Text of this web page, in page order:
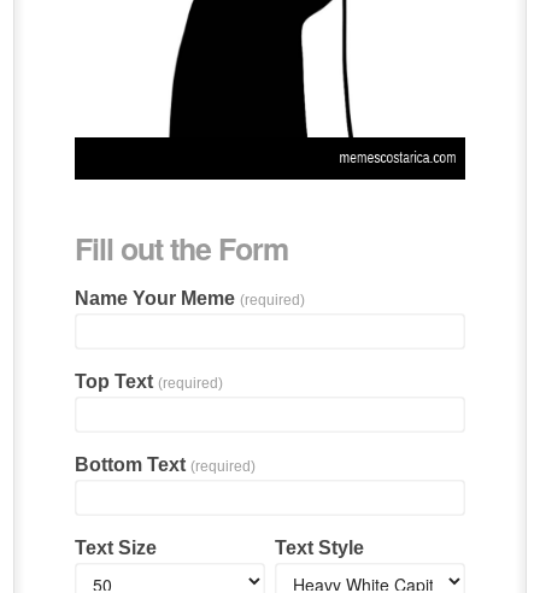
Fill out the Form
Name Your Meme (required)
Top Text (required)
Bottom Text (required)
Text Size Text Style